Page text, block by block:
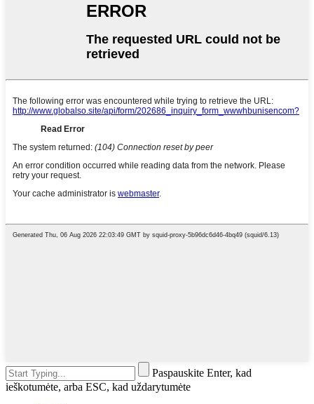
Paspauskite Enter, kad
ieškotumėte, arba ESC, kad uždarytumėte